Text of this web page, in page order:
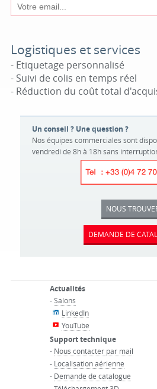
Logistiques et services
- Etiquetage personnalisé
- Suivi de colis en temps réel
- Réduction du coût total
Un conseil ? Une question ?
Nos équipes commerciales sont
vendredi de 8h à 18h sans
NOUS
DEMANDE DE
Actualités
-Salons
LinkedIn
YouTube
Support technique
- Nous contacter par mail
- Localisation aérienne
- Demande de catalogue